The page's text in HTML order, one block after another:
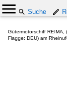
Suche
Gütermotorschiff
Flagge: DEU) am